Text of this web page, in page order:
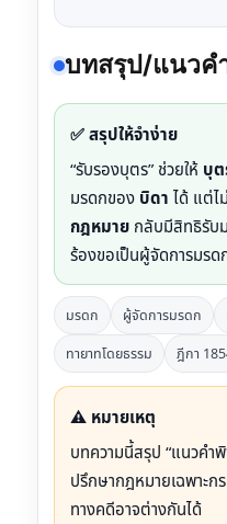
บทสรุป/แนวค
✅ สรุปให้จำง่าย
“รับรองบุตร” ช่วยให้ บุ
มรดกของ บิดา ได้ แต่ไ
กฎหมาย กลับมีสิทธิรับ
ร้องขอเป็นผู้จัดการมร
มรดก ผู้จัดการมรดก
ทายาทโดยธรรม ฎีกา
⚠️ หมายเหตุ
บทความนี้สรุป “แนวคำ
ปรึกษากฎหมายเฉพาะ
ทางคดีอาจต่างกันได้